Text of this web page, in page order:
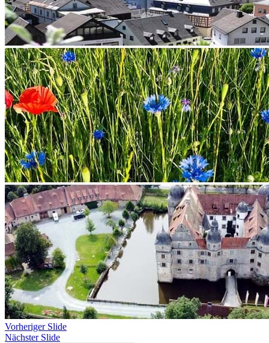
Vorheriger Slide
Nächster Slide